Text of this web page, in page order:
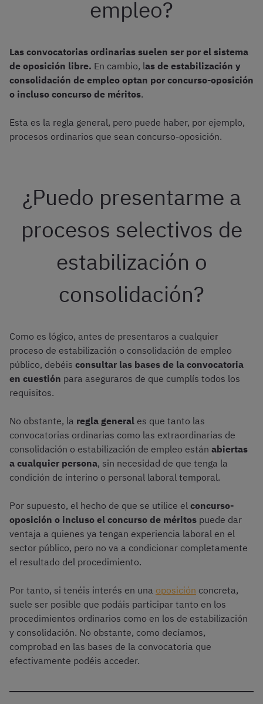
empleo?
Las convocatorias ordinarias suelen ser por el sistema
de oposición libre. En cambio, las de estabilización y
consolidación de empleo optan por concurso-oposición
o incluso concurso de méritos.
Esta es la regla general, pero puede haber, por ejemplo,
procesos ordinarios que sean concurso-oposición.
¿Puedo presentarme a
procesos selectivos de
estabilización o
consolidación?
Como es lógico, antes de presentaros a cualquier
proceso de estabilización o consolidación de empleo
público, debéis consultar las bases de la convocatoria
en cuestión para aseguraros de que cumplís todos los
requisitos.
No obstante, la regla general es que tanto las
convocatorias ordinarias como las extraordinarias de
consolidación o estabilización de empleo están abiertas
a cualquier persona, sin necesidad de que tenga la
condición de interino o personal laboral temporal.
Por supuesto, el hecho de que se utilice el concurso-
oposición o incluso el concurso de méritos puede dar
ventaja a quienes ya tengan experiencia laboral en el
sector público, pero no va a condicionar completamente
el resultado del procedimiento.
Por tanto, si tenéis interés en una oposición concreta,
suele ser posible que podáis participar tanto en los
procedimientos ordinarios como en los de estabilización
y consolidación. No obstante, como decíamos,
comprobad en las bases de la convocatoria que
efectivamente podéis acceder.